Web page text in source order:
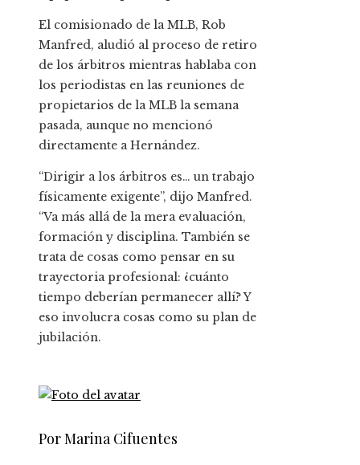
El comisionado de la MLB, Rob
Manfred, aludió al proceso de retiro
de los árbitros mientras hablaba con
los periodistas en las reuniones de
propietarios de la MLB la semana
pasada, aunque no mencionó
directamente a Hernández.
“Dirigir a los árbitros es… un trabajo
físicamente exigente”, dijo Manfred.
“Va más allá de la mera evaluación,
formación y disciplina. También se
trata de cosas como pensar en su
trayectoria profesional: ¿cuánto
tiempo deberían permanecer allí? Y
eso involucra cosas como su plan de
jubilación.
Por Marina Cifuentes